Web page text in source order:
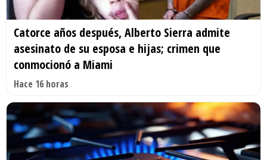
Catorce años después, Alberto Sierra admite
asesinato de su esposa e hijas; crimen que
conmocionó a Miami
Hace 16 horas